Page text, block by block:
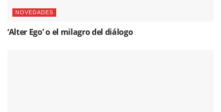
NOVEDADES
‘Alter Ego’ o el milagro del diálogo